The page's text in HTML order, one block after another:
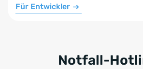
Für Entwickler
Notfall-